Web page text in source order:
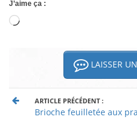
J’aime ça :
Chargement…
LAISSER
ARTICLE PRÉCÉDENT :
Brioche feuilletée aux